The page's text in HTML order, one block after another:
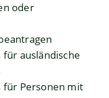
oder
ausländische
für Personen mit